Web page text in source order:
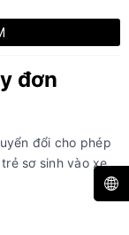
đơn
đổi cho phép
sơ sinh vào xe